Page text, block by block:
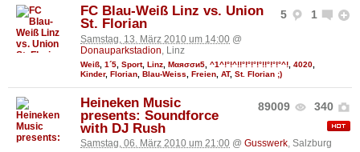
5 1
FC Blau-Weiß Linz vs. Union
St. Florian
Samstag, 13. März 2010 um 14:00 @
Donauparkstadion, Linz
Weiß 1´5 Sport, Linz Мαяσσи5 ^1^!°!^!!°!°!°!°!!°!°!°^! 4020
Kinder, Florian Blau-Weiss Freien AT, St. Florian ;)
89009 340
Heineken Music
presents: Soundforce
with DJ Rush
Samstag, 06. März 2010 um 21:00 @ Gusswerk, Salzburg